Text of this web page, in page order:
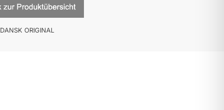
DANSK ORIGINAL